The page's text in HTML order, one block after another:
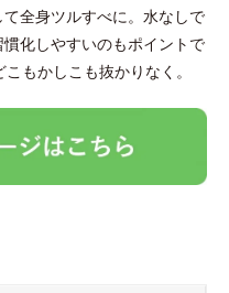
全身ツルすべに。水なしで
化しやすいのもポイントで
もかしこも抜かりなく。